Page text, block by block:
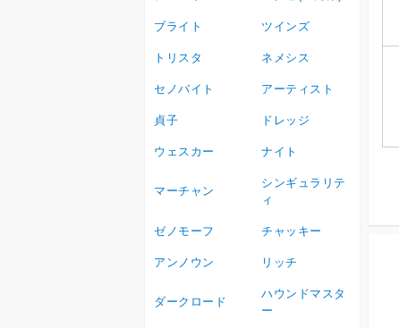
ブライト ツインズ
トリスタ ネメシス
セノバイト アーティスト
貞子 ドレッジ
ウェスカー ナイト
マーチャン
シンギュラリテ
ィ
ゼノモーフ チャッキー
アンノウン リッチ
ダークロード
ハウンドマスタ
ー